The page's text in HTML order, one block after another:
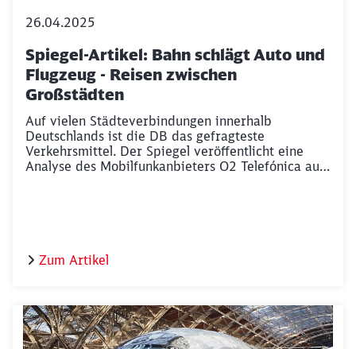
26.04.2025
Spiegel-Artikel: Bahn schlägt Auto und
Flugzeug - Reisen zwischen
Großstädten
Auf vielen Städteverbindungen innerhalb
Deutschlands ist die DB das gefragteste
Verkehrsmittel. Der Spiegel veröffentlicht eine
Analyse des Mobilfunkanbieters O2 Telefónica auf
Zum Artikel